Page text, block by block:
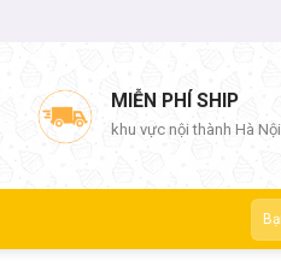
MIỄN PHÍ SHIP
khu vực nội thành Hà Nội